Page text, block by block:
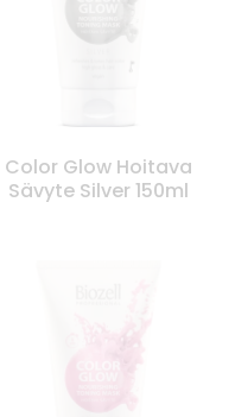
Color Glow Hoitava
Sävyte Silver 150ml